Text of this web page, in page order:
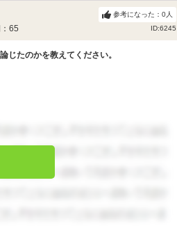
65 ID:6245
参考になった： 0人
じたのかを教えてください。